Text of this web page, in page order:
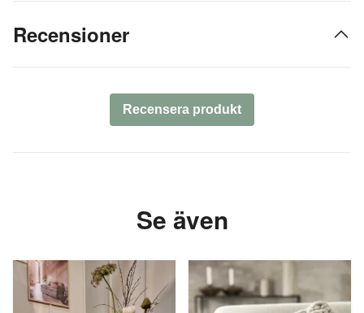
Recensioner
Recensera produkt
Se även